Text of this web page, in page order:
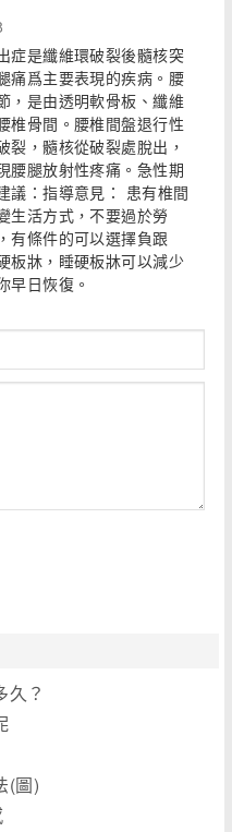
症是纖維環破裂後髓核突
痛爲主要表現的疾病。腰
，是由透明軟骨板、纖維
椎骨間。腰椎間盤退行性
裂，髓核從破裂處脫出，
腰腿放射性疼痛。急性期
議：指導意見： 患有椎間
生活方式，不要過於勞
有條件的可以選擇負跟
板牀，睡硬板牀可以減少
早日恢復。
久？
(圖)